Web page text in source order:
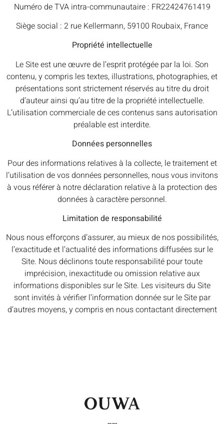
Numéro de TVA intra-communautaire : FR22424761419
Siège social : 2 rue Kellermann, 59100 Roubaix, France
Propriété intellectuelle
Le Site est une œuvre de l’esprit protégée par la loi. Son
contenu, y compris les textes, illustrations, photographies, et
présentations sont strictement réservés au titre du droit
d’auteur ainsi qu’au titre de la propriété intellectuelle.
L’utilisation commerciale de ces contenus sans autorisation
préalable est interdite.
Données personnelles
Pour des informations relatives à la collecte, le traitement et
l’utilisation de vos données personnelles, nous vous invitons
à vous référer à notre déclaration relative à la protection des
données à caractère personnel.
Limitation de responsabilité
Nous nous efforçons d’assurer, au mieux de nos possibilités,
l’exactitude et l’actualité des informations diffusées sur le
Site. Nous déclinons toute responsabilité pour toute
imprécision, inexactitude ou omission relative aux
informations disponibles sur le Site. Les visiteurs du Site
sont invités à vérifier l’information donnée sur le Site par
d’autres moyens, y compris en nous contactant directement